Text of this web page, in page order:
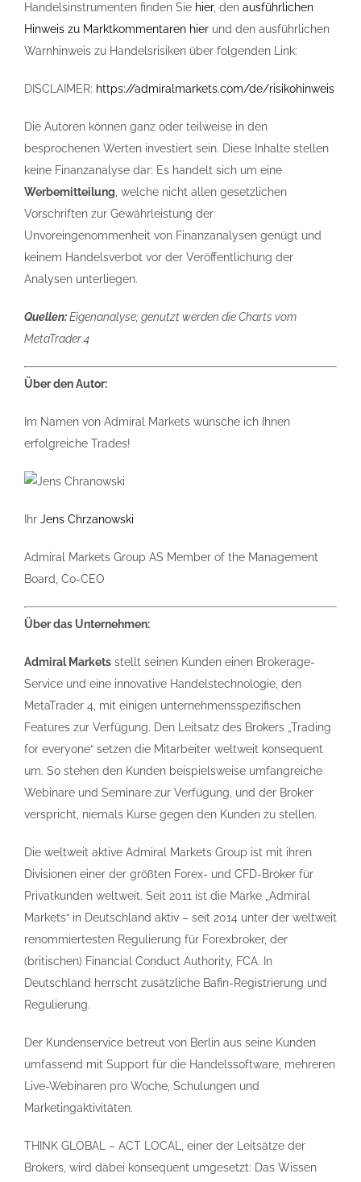
Handelsinstrumenten finden Sie hier, den ausführlichen
Hinweis zu Marktkommentaren hier und den ausführlichen
Warnhinweis zu Handelsrisiken über folgenden Link:
DISCLAIMER: https://admiralmarkets.com/de/risikohinweis
Die Autoren können ganz oder teilweise in den
besprochenen Werten investiert sein. Diese Inhalte stellen
keine Finanzanalyse dar: Es handelt sich um eine
Werbemitteilung , welche nicht allen gesetzlichen
Vorschriften zur Gewährleistung der
Unvoreingenommenheit von Finanzanalysen genügt und
keinem Handelsverbot vor der Veröffentlichung der
Analysen unterliegen.
Quellen:Eigenanalyse; genutzt werden die Charts vom
MetaTrader 4
Über den Autor:
Im Namen von Admiral Markets wünsche ich Ihnen
erfolgreiche Trades!
Ihr Jens Chrzanowski
Admiral Markets Group AS Member of the Management
Board, Co-CEO
Über das Unternehmen:
Admiral Markets stellt seinen Kunden einen Brokerage-
Service und eine innovative Handelstechnologie, den
MetaTrader 4, mit einigen unternehmensspezifischen
Features zur Verfügung. Den Leitsatz des Brokers „Trading
for everyone“ setzen die Mitarbeiter weltweit konsequent
um. So stehen den Kunden beispielsweise umfangreiche
Webinare und Seminare zur Verfügung, und der Broker
verspricht, niemals Kurse gegen den Kunden zu stellen.
Die weltweit aktive Admiral Markets Group ist mit ihren
Divisionen einer der größten Forex- und CFD-Broker für
Privatkunden weltweit. Seit 2011 ist die Marke „Admiral
Markets“ in Deutschland aktiv – seit 2014 unter der weltweit
renommiertesten Regulierung für Forexbroker, der
(britischen) Financial Conduct Authority, FCA. In
Deutschland herrscht zusätzliche Bafin-Registrierung und
Regulierung.
Der Kundenservice betreut von Berlin aus seine Kunden
umfassend mit Support für die Handelssoftware, mehreren
Live-Webinaren pro Woche, Schulungen und
Marketingaktivitäten.
THINK GLOBAL – ACT LOCAL, einer der Leitsätze der
Brokers, wird dabei konsequent umgesetzt: Das Wissen